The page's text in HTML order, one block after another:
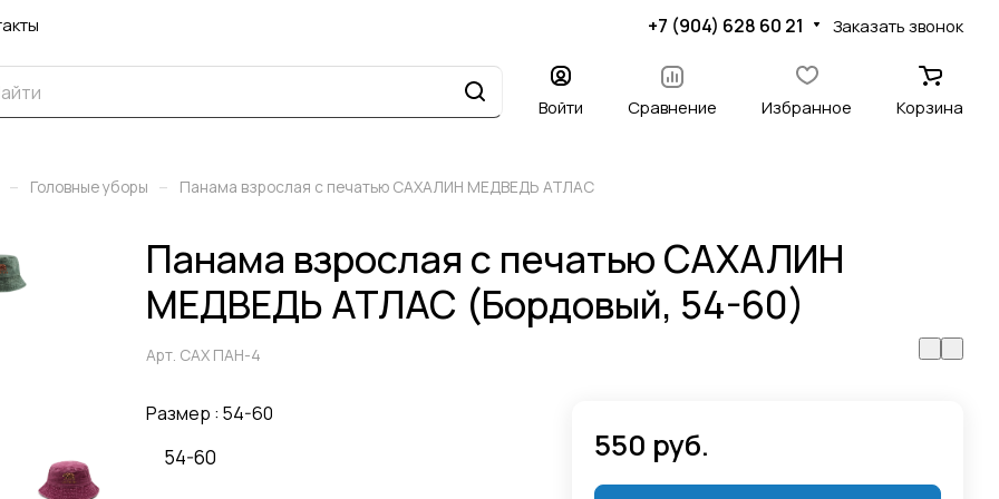
+7 (904) 628 60 21 Заказать звонок
Войти Сравнение Избранное Корзина
– Головные уборы – Панама взрослая с печатью САХАЛИН МЕДВЕДЬ АТЛАС
Панама взрослая с печатью САХАЛИН
МЕДВЕДЬ АТЛАС (Бордовый, 54-60)
Арт. САХ ПАН-4
Размер : 54-60
54-60 550 руб.